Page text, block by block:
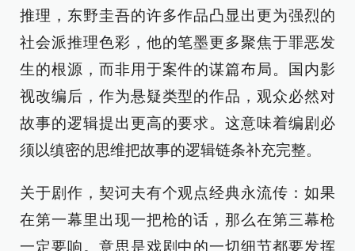
推理，东野圭吾的许多作品凸显出更为强烈的
社会派推理色彩，他的笔墨更多聚焦于罪恶发
生的根源，而非用于案件的谋篇布局。国内影
视改编后，作为悬疑类型的作品，观众必然对
故事的逻辑提出更高的要求。这意味着编剧必
须以缜密的思维把故事的逻辑链条补充完整。
关于剧作，契诃夫有个观点经典永流传：如果
在第一幕里出现一把枪的话，那么在第三幕枪
一定要响。意思是戏剧中的一切细节都要发挥